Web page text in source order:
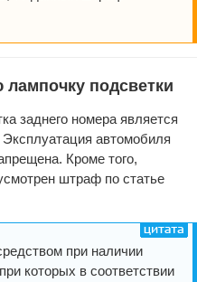
подсветки
заднего номера является
автомобиля
Кроме того,
штраф по статье
при наличии
которых в соответствии